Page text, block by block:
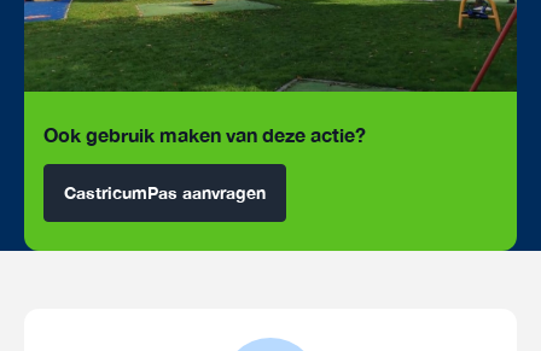
Ook gebruik maken van deze actie?
CastricumPas aanvragen